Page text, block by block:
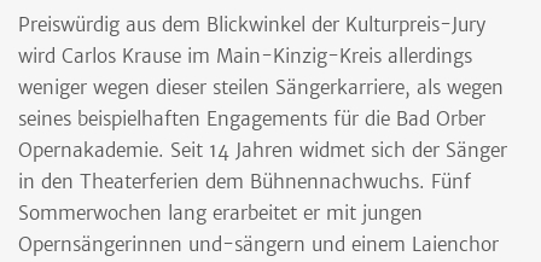
Preiswürdig aus dem Blickwinkel der Kulturpreis-Jury
wird Carlos Krause im Main-Kinzig-Kreis allerdings
weniger wegen dieser steilen Sängerkarriere, als wegen
seines beispielhaften Engagements für die Bad Orber
Opernakademie. Seit 14 Jahren widmet sich der Sänger
in den Theaterferien dem Bühnennachwuchs. Fünf
Sommerwochen lang erarbeitet er mit jungen
Opernsängerinnen und-sängern und einem Laienchor